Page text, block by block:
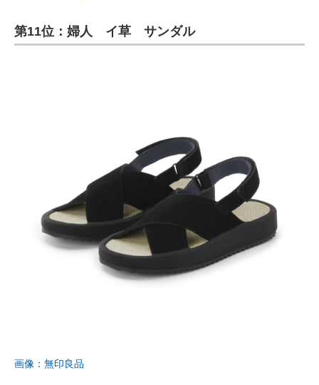
第11位：婦人 イ草 サンダル
画像：無印良品